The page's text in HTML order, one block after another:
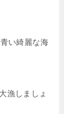
い綺麗な海
漁しましょ